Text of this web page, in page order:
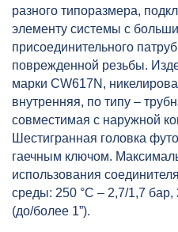
разного типоразмера,
элементу системы с
присоединительного
поврежденной резьбы.
марки CW617N,
внутренняя, по типу –
совместимая с наружной
Шестигранная головка
гаечным ключом.
использования
среды: 250 °С – 2,7/1,7 бар,
(до/более 1”).